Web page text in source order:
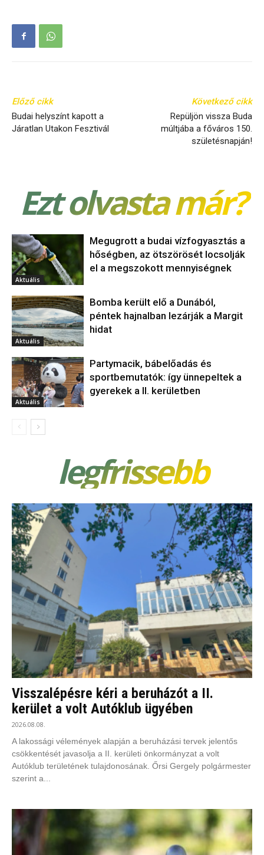
Előző cikk
Budai helyszínt kapott a
Járatlan Utakon Fesztivál
Következő cikk
Repüljön vissza Buda
múltjába a főváros 150.
születésnapján!
Ezt olvasta már?
Aktuális
Megugrott a budai vízfogyasztás a
hőségben, az ötszörösét locsolják
el a megszokott mennyiségnek
Aktuális
Bomba került elő a Dunából,
péntek hajnalban lezárják a Margit
hidat
Aktuális
Partymacik, bábelőadás és
sportbemutatók: így ünnepeltek a
gyerekek a II. kerületben
legfrissebb
Visszalépésre kéri a beruházót a II.
kerület a volt Autóklub ügyében
2026.08.08.
A lakossági vélemények alapján a beruházási tervek jelentős
csökkentését javasolja a II. kerületi önkormányzat a volt
Autóklub területének tulajdonosának. Őrsi Gergely polgármester
szerint a...